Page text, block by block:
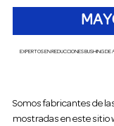
EXPERTOS EN REDUCCIONES BUSHING DE
Somos fabricantes de
mostradas en este sitio